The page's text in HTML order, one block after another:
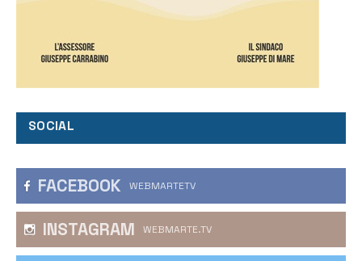
SOCIAL
FACEBOOK WEBMARTETV
INSTAGRAM WEBMARTE.TV